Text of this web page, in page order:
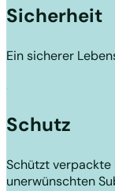
Sicherheit
Ein sicherer
Schutz
Schützt
unerwünschten